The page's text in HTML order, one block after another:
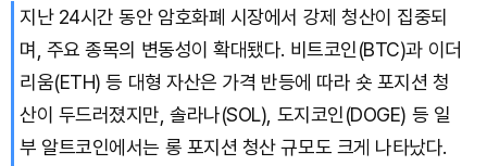
지난 24시간 동안 암호화폐 시장에서 강제 청산이 집중되
며, 주요 종목의 변동성이 확대됐다. 비트코인(BTC)과 이더
리움(ETH) 등 대형 자산은 가격 반등에 따라 숏 포지션 청
산이 두드러졌지만, 솔라나(SOL), 도지코인(DOGE) 등 일
부 알트코인에서는 롱 포지션 청산 규모도 크게 나타났다.